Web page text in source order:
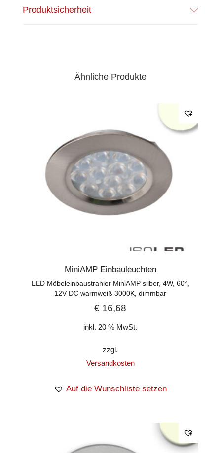
Produktsicherheit
Ähnliche Produkte
MiniAMP Einbauleuchten
LED Möbeleinbaustrahler MiniAMP silber, 4W, 60°,
12V DC warmweiß 3000K, dimmbar
€ 16,68
inkl. 20 % MwSt.
zzgl.
Versandkosten
Auf die Wunschliste setzen